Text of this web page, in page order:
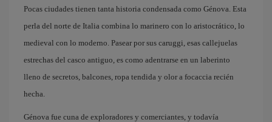
Pocas ciudades tienen tanta historia condensada como Génova. Esta
perla del norte de Italia combina lo marinero con lo aristocrático, lo
medieval con lo moderno. Pasear por sus caruggi, esas callejuelas
estrechas del casco antiguo, es como adentrarse en un laberinto
lleno de secretos, balcones, ropa tendida y olor a focaccia recién
hecha.
Génova fue cuna de exploradores y comerciantes, y todavía